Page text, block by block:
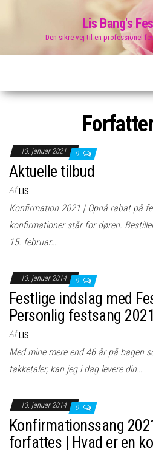
content
Lis Bang's
Den sikre vej til en professionel
13. januar 2021 0
Aktuelle tilbud
Af LIS
Konfirmation 2021 | Opnå rabat på
konfirmationer står for døren.
15. februar…
13. januar 2014 0
Festlige indslag med
Personlig festsang 2021
Af LIS
Med mine mere end 46 år på bagen
takketaler, kan jeg i dag levere din…
13. januar 2014 0
Konfirmationssang
forfattes | Hvad er en